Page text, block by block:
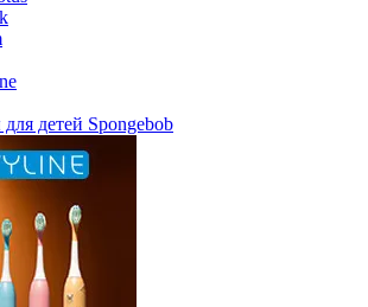
детей Spongebob